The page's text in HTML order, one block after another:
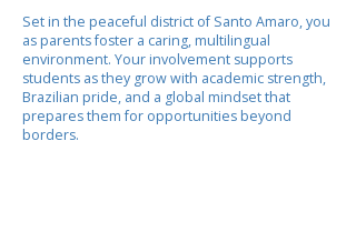
Set in the peaceful district of Santo Amaro, you
as parents foster a caring, multilingual
environment. Your involvement supports
students as they grow with academic strength,
Brazilian pride, and a global mindset that
prepares them for opportunities beyond
borders.